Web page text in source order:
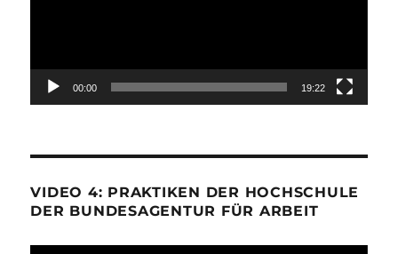
00:00 19:22
VIDEO 4: PRAKTIKEN DER HOCHSCHULE
DER BUNDESAGENTUR FÜR ARBEIT